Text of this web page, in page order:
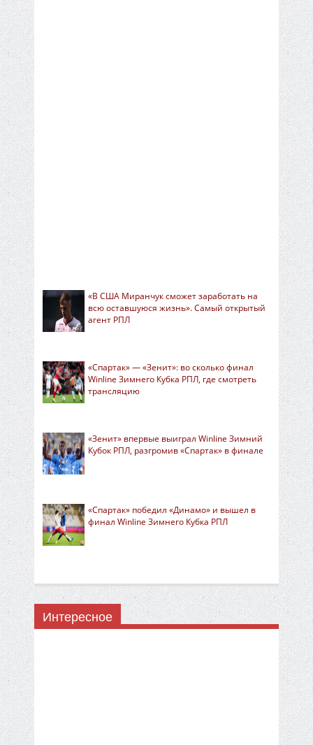
«В США Миранчук сможет заработать на
всю оставшуюся жизнь». Самый открытый
агент РПЛ
«Спартак» — «Зенит»: во сколько финал
Winline Зимнего Кубка РПЛ, где смотреть
трансляцию
«Зенит» впервые выиграл Winline Зимний
Кубок РПЛ, разгромив «Спартак» в финале
«Спартак» победил «Динамо» и вышел в
финал Winline Зимнего Кубка РПЛ
Интересное